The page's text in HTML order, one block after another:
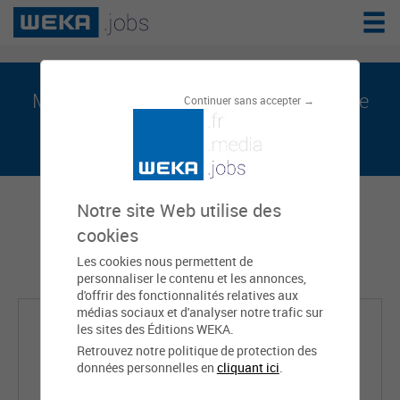
Continuer sans accepter →
Notre site Web utilise des
cookies
Les cookies nous permettent de
personnaliser le contenu et les annonces,
d'offrir des fonctionnalités relatives aux
médias sociaux et d'analyser notre trafic sur
les sites des Éditions WEKA.
Retrouvez notre politique de protection des
données personnelles en cliquant ici.
Murielle DURANDO est sur weka.jobs, le
réseau de l'emploi public